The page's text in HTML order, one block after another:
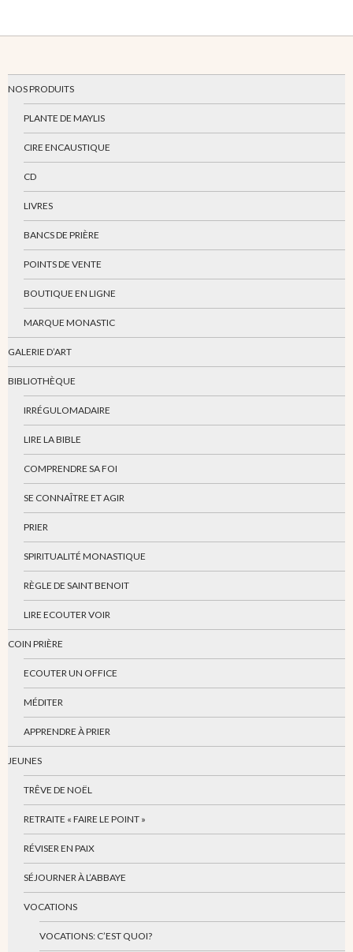
NOS PRODUITS
PLANTE DE MAYLIS
CIRE ENCAUSTIQUE
CD
LIVRES
BANCS DE PRIÈRE
POINTS DE VENTE
BOUTIQUE EN LIGNE
MARQUE MONASTIC
GALERIE D’ART
BIBLIOTHÈQUE
IRRÉGULOMADAIRE
LIRE LA BIBLE
COMPRENDRE SA FOI
SE CONNAÎTRE ET AGIR
PRIER
SPIRITUALITÉ MONASTIQUE
RÈGLE DE SAINT BENOIT
LIRE ECOUTER VOIR
COIN PRIÈRE
ECOUTER UN OFFICE
MÉDITER
APPRENDRE À PRIER
JEUNES
TRÊVE DE NOËL
RETRAITE « FAIRE LE POINT »
RÉVISER EN PAIX
SÉJOURNER À L’ABBAYE
VOCATIONS
VOCATIONS: C’EST QUOI?